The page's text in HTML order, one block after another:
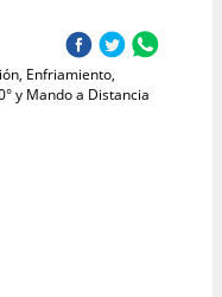
Enfriamiento,
y Mando a Distancia​​